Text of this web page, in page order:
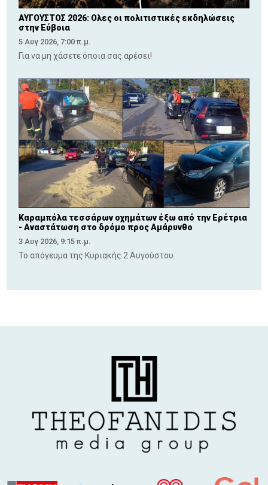
ΑΥΓΟΥΣΤΟΣ 2026: Ολες οι πολιτιστικές εκδηλώσεις
στην Εύβοια
5 Αυγ 2026, 7:00 π.μ.
Για να μη χάσετε όποια σας αρέσει!
Καραμπόλα τεσσάρων οχημάτων έξω από την Ερέτρια
- Αναστάτωση στο δρόμο προς Αμάρυνθο
3 Αυγ 2026, 9:15 π.μ.
Το απόγευμα της Κυριακής 2 Αυγούστου.